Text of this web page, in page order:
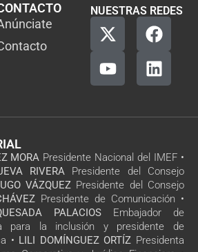
NUESTRAS REDES
MORA Presidente Nacional del IMEF •
RIVERA Presidente del Consejo
VÁZQUEZ Presidente del Consejo
Presidente de Comunicación •
PALACIOS Embajador de
para la inclusión y presidente de
• LILI DOMÍNGUEZ ORTÍZ Presidenta